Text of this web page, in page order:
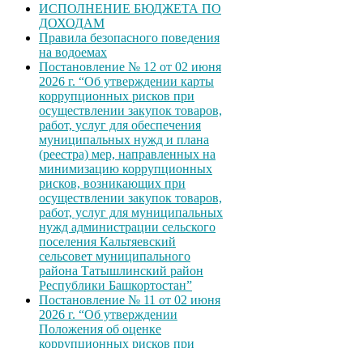
ИСПОЛНЕНИЕ БЮДЖЕТА ПО
ДОХОДАМ
Правила безопасного поведения
на водоемах
Постановление № 12 от 02 июня
2026 г. “Об утверждении карты
коррупционных рисков при
осуществлении закупок товаров,
работ, услуг для обеспечения
муниципальных нужд и плана
(реестра) мер, направленных на
минимизацию коррупционных
рисков, возникающих при
осуществлении закупок товаров,
работ, услуг для муниципальных
нужд администрации сельского
поселения Кальтяевский
сельсовет муниципального
района Татышлинский район
Республики Башкортостан”
Постановление № 11 от 02 июня
2026 г. “Об утверждении
Положения об оценке
коррупционных рисков при